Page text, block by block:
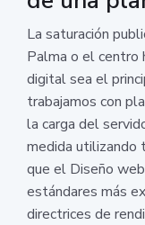
La saturación
Palma o el centro
digital sea el
trabajamos con
la carga del
medida utilizando
que el Diseño
estándares más
directrices de